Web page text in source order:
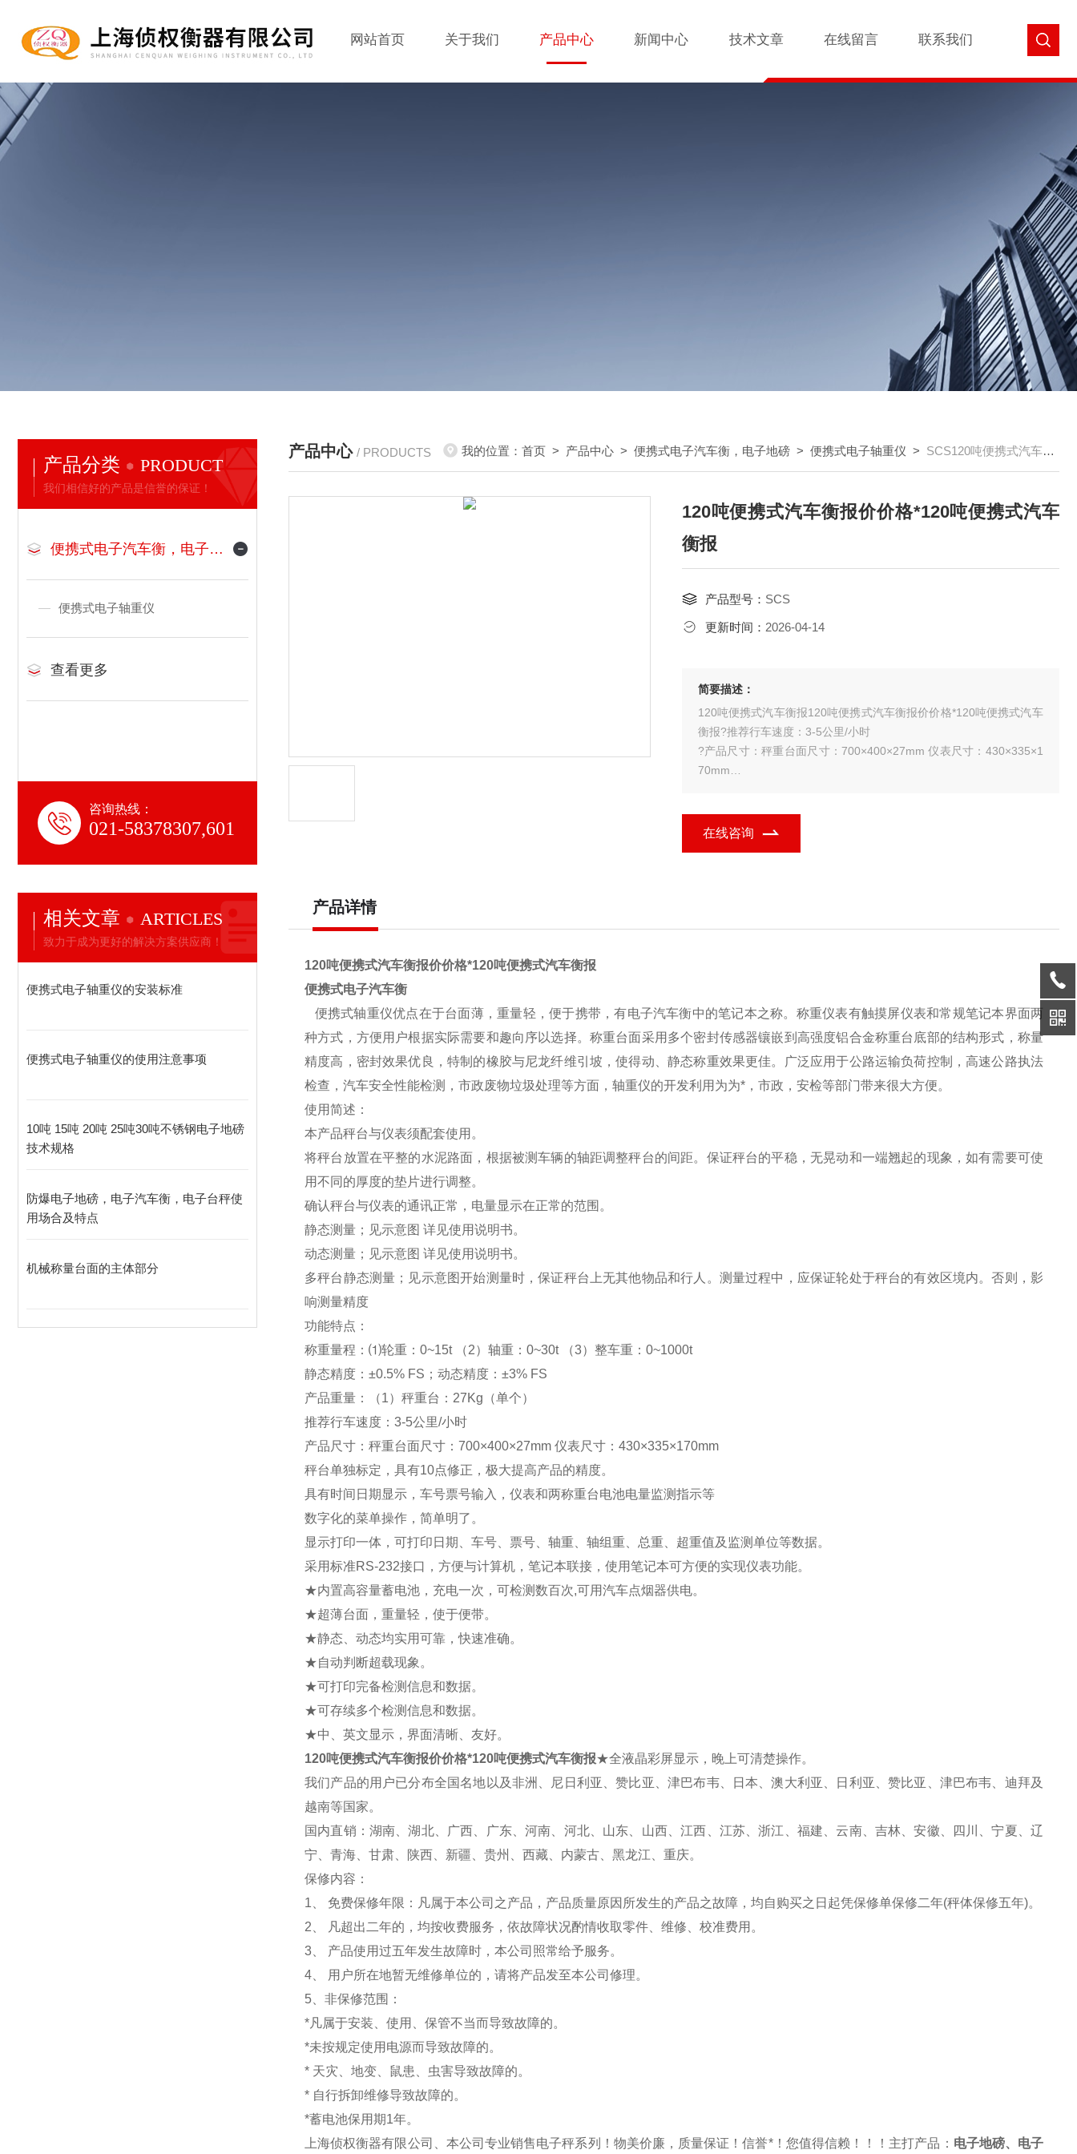
网站首页 关于我们 产品中心 新闻中心 技术文章 在线留言 联系我们
产品分类 PRODUCT
我们相信好的产品是信誉的保证！
便携式电子汽车衡，电子地磅
便携式电子轴重仪
查看更多
咨询热线：
021-58378307,601
相关文章 ARTICLES
致力于成为更好的解决方案供应商！
便携式电子轴重仪的安装标准
便携式电子轴重仪的使用注意事项
10吨 15吨 20吨 25吨30吨不锈钢电子地磅
技术规格
防爆电子地磅，电子汽车衡，电子台秤使
用场合及特点
机械称量台面的主体部分
产品中心 / PRODUCTS 我的位置：首页 > 产品中心 >便携式电子汽车衡，电子地磅 >便携式电子轴重仪 > SCS120吨便携式汽车衡报价价格*120吨便携式汽车衡报
120吨便携式汽车衡报价价格*120吨便携式汽车
衡报
产品型号： SCS
更新时间： 2026-04-14
简要描述：
120吨便携式汽车衡报120吨便携式汽车衡报价价格*120吨便携式汽车
衡报?推荐行车速度：3-5公里/小时
?产品尺寸：秤重台面尺寸：700×400×27mm 仪表尺寸：430×335×1
70mm
示等
在线咨询
产品详情
120吨便携式汽车衡报价价格*120吨便携式汽车衡报
便携式电子汽车衡
便携式轴重仪优点在于台面薄，重量轻，便于携带，有电子汽车衡中的笔记本之称。称重仪表有触摸屏仪表和常规笔记本界面两
种方式，方便用户根据实际需要和趣向序以选择。称重台面采用多个密封传感器镶嵌到高强度铝合金称重台底部的结构形式，称量
精度高，密封效果优良，特制的橡胶与尼龙纤维引坡，使得动、静态称重效果更佳。广泛应用于公路运输负荷控制，高速公路执法
检查，汽车安全性能检测，市政废物垃圾处理等方面，轴重仪的开发利用为为*，市政，安检等部门带来很大方便。
使用简述：
本产品秤台与仪表须配套使用。
将秤台放置在平整的水泥路面，根据被测车辆的轴距调整秤台的间距。保证秤台的平稳，无晃动和一端翘起的现象，如有需要可使
用不同的厚度的垫片进行调整。
确认秤台与仪表的通讯正常，电量显示在正常的范围。
静态测量；见示意图 详见使用说明书。
动态测量；见示意图 详见使用说明书。
多秤台静态测量；见示意图开始测量时，保证秤台上无其他物品和行人。测量过程中，应保证轮处于秤台的有效区境内。否则，影
响测量精度
功能特点：
称重量程：⑴轮重：0~15t （2）轴重：0~30t （3）整车重：0~1000t
静态精度：±0.5% FS；动态精度：±3% FS
产品重量：（1）秤重台：27Kg（单个）
推荐行车速度：3-5公里/小时
产品尺寸：秤重台面尺寸：700×400×27mm 仪表尺寸：430×335×170mm
秤台单独标定，具有10点修正，极大提高产品的精度。
具有时间日期显示，车号票号输入，仪表和两称重台电池电量监测指示等
数字化的菜单操作，简单明了。
显示打印一体，可打印日期、车号、票号、轴重、轴组重、总重、超重值及监测单位等数据。
采用标准RS-232接口，方便与计算机，笔记本联接，使用笔记本可方便的实现仪表功能。
★内置高容量蓄电池，充电一次，可检测数百次,可用汽车点烟器供电。
★超薄台面，重量轻，使于便带。
★静态、动态均实用可靠，快速准确。
★自动判断超载现象。
★可打印完备检测信息和数据。
★可存续多个检测信息和数据。
★中、英文显示，界面清晰、友好。
120吨便携式汽车衡报价价格*120吨便携式汽车衡报★全液晶彩屏显示，晚上可清楚操作。
我们产品的用户已分布全国名地以及非洲、尼日利亚、赞比亚、津巴布韦、日本、澳大利亚、日利亚、赞比亚、津巴布韦、迪拜及
越南等国家。
国内直销：湖南、湖北、广西、广东、河南、河北、山东、山西、江西、江苏、浙江、福建、云南、吉林、安徽、四川、宁夏、辽
宁、青海、甘肃、陕西、新疆、贵州、西藏、内蒙古、黑龙江、重庆。
保修内容：
1 、 免费保修年限：凡属于本公司之产品，产品质量原因所发生的产品之故障，均自购买之日起凭保修单保修二年(秤体保修五年)。
2、 凡超出二年的，均按收费服务，依故障状况酌情收取零件、维修、校准费用。
3、 产品使用过五年发生故障时，本公司照常给予服务。
4、 用户所在地暂无维修单位的，请将产品发至本公司修理。
5、非保修范围：
*凡属于安装、使用、保管不当而导致故障的。
*未按规定使用电源而导致故障的。
* 天灾、地变、鼠患、虫害导致故障的。
* 自行拆卸维修导致故障的。
*蓄电池保用期1年。
上海侦权衡器有限公司、本公司专业销售电子秤系列！物美价廉，质量保证！信誉*！您值得信赖！！！主打产品： 电子地磅、 电子